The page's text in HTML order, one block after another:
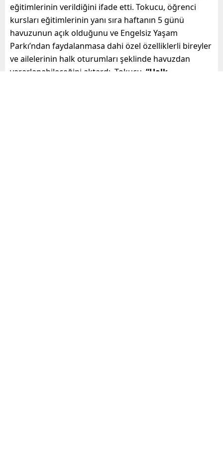
eğitimlerinin verildiğini ifade etti. Tokucu, öğrenci
kursları eğitimlerinin yanı sıra haftanın 5 günü
havuzunun açık olduğunu ve Engelsiz Yaşam
Parkı’ndan faydalanmasa dahi özel özelliklerli bireyler
ve ailelerinin halk oturumları şeklinde havuzdan
yararlanabileceğini aktardı. Tokucu, “Halk